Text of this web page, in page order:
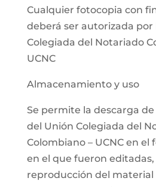
Cualquier fotocopia con
deberá ser autorizada por
Colegiada del Notariado
UCNC
Almacenamiento y uso
Se permite la descarga
del Unión Colegiada del
Colombiano – UCNC en
en el que fueron
reproducción del material